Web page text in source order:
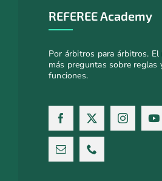
REFEREE Academy
Por árbitros para árbitros. El
más preguntas sobre reglas
funciones.